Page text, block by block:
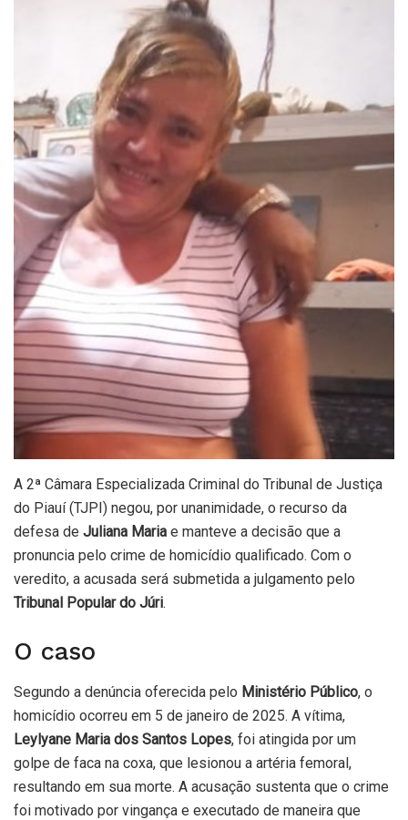
A 2ª Câmara Especializada Criminal do Tribunal de Justiça
do Piauí (TJPI) negou, por unanimidade, o recurso da
defesa de Juliana Maria e manteve a decisão que a
pronuncia pelo crime de homicídio qualificado. Com o
veredito, a acusada será submetida a julgamento pelo
Tribunal Popular do Júri.
O caso
Segundo a denúncia oferecida pelo Ministério Público, o
homicídio ocorreu em 5 de janeiro de 2025. A vítima,
Leylyane Maria dos Santos Lopes, foi atingida por um
golpe de faca na coxa, que lesionou a artéria femoral,
resultando em sua morte. A acusação sustenta que o crime
foi motivado por vingança e executado de maneira que